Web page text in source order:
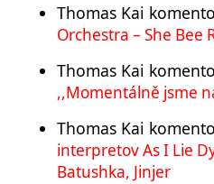
Thomas Kai
Orchestra – She Bee
Thomas Kai
,,Momentálně jsme
Thomas Kai
interpretov As I Lie
Batushka, Jinjer